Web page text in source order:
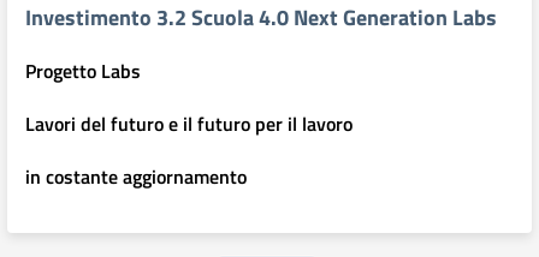
Investimento 3.2 Scuola 4.0 Next Generation Labs
Progetto Labs
Lavori del futuro e il futuro per il lavoro
in costante aggiornamento